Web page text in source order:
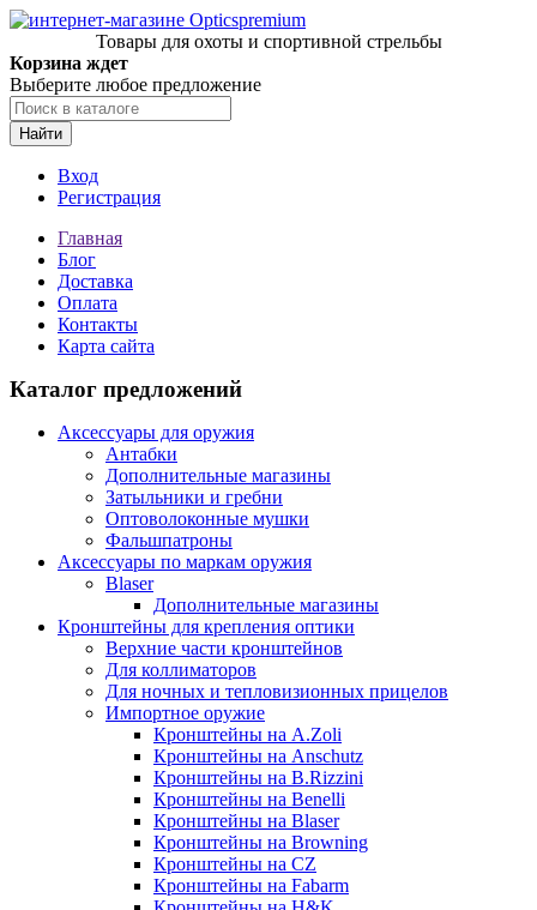
Товары для охоты и спортивной стрельбы
Корзина ждет
Выберите любое предложение
Найти
Вход
Регистрация
Главная
Блог
Доставка
Оплата
Контакты
Карта сайта
Каталог предложений
Аксессуары для оружия
Антабки
Дополнительные магазины
Затыльники и гребни
Оптоволоконные мушки
Фальшпатроны
Аксессуары по маркам оружия
Blaser
Дополнительные магазины
Кронштейны для крепления оптики
Верхние части кронштейнов
Для коллиматоров
Для ночных и тепловизионных прицелов
Импортное оружие
Кронштейны на A.Zoli
Кронштейны на Anschutz
Кронштейны на B.Rizzini
Кронштейны на Benelli
Кронштейны на Blaser
Кронштейны на Browning
Кронштейны на CZ
Кронштейны на Fabarm